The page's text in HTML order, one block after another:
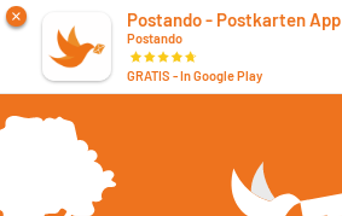
× Postando - Postkarten App
Postando
GRATIS - In Google Play